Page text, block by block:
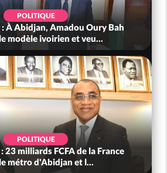
POLITIQUE
Côte d'Ivoire : Violences
(Mé) ayant fait 03
SOCIÉTÉ
Côte d'Ivoire : « On ne veut
nous », crient des